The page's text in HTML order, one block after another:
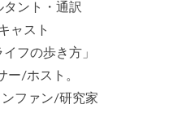
ント・通訳
ャスト
イフの歩き方」
ー/ホスト。
ファン/研究家